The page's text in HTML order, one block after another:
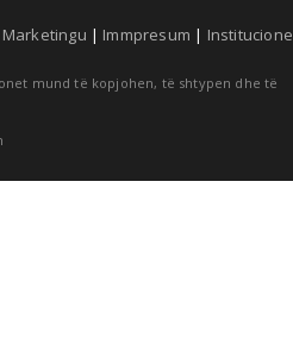
Marketingu | Immpresum | Institucione
mund të kopjohen, të shtypen dhe të